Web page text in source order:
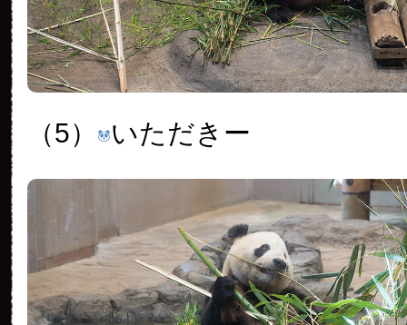
（5） いただきー